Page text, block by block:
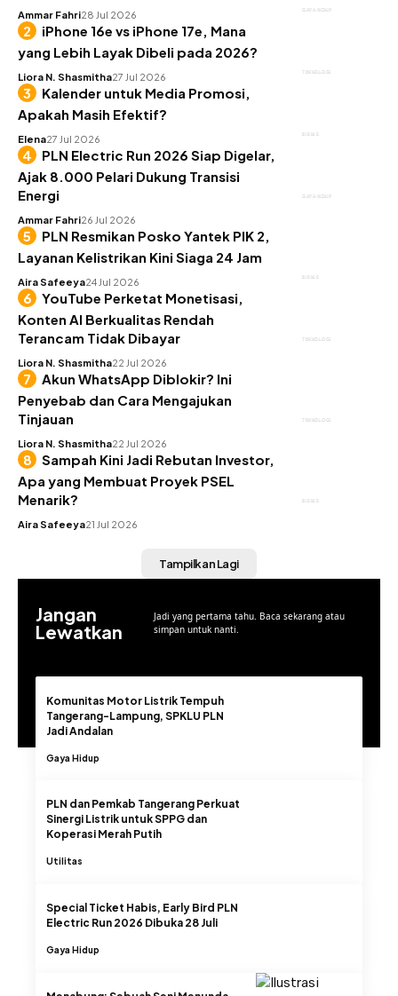
GAYA HIDUP
Ammar Fahri28 Jul 2026
TEKNOLOGI
iPhone 16e vs iPhone 17e, Mana
yang Lebih Layak Dibeli pada 2026?
Liora N. Shasmitha27 Jul 2026
BISNIS
Kalender untuk Media Promosi,
Apakah Masih Efektif?
Elena27 Jul 2026
GAYA HIDUP
PLN Electric Run 2026 Siap Digelar,
Ajak 8.000 Pelari Dukung Transisi
Energi
Ammar Fahri26 Jul 2026
BISNIS
PLN Resmikan Posko Yantek PIK 2,
Layanan Kelistrikan Kini Siaga 24 Jam
Aira Safeeya24 Jul 2026
TEKNOLOGI
YouTube Perketat Monetisasi,
Konten AI Berkualitas Rendah
Terancam Tidak Dibayar
Liora N. Shasmitha22 Jul 2026
TEKNOLOGI
Akun WhatsApp Diblokir? Ini
Penyebab dan Cara Mengajukan
Tinjauan
Liora N. Shasmitha22 Jul 2026
BISNIS
Sampah Kini Jadi Rebutan Investor,
Apa yang Membuat Proyek PSEL
Menarik?
Aira Safeeya21 Jul 2026
Tampilkan Lagi
Jangan
Lewatkan
Jadi yang pertama tahu. Baca sekarang atau
simpan untuk nanti.
Komunitas Motor Listrik Tempuh
Tangerang-Lampung, SPKLU PLN
Jadi Andalan
Gaya Hidup
PLN dan Pemkab Tangerang Perkuat
Sinergi Listrik untuk SPPG dan
Koperasi Merah Putih
Utilitas
Special Ticket Habis, Early Bird PLN
Electric Run 2026 Dibuka 28 Juli
Gaya Hidup